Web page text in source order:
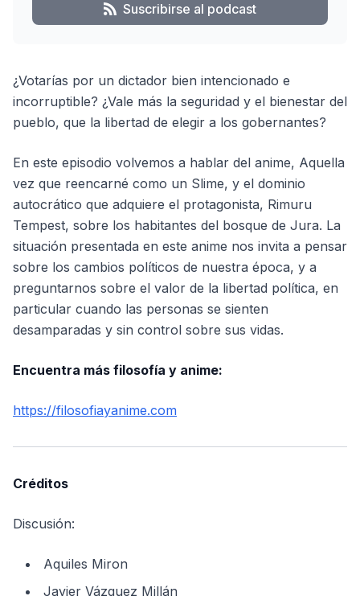
Suscribirse al podcast
¿Votarías por un dictador bien intencionado e
incorruptible? ¿Vale más la seguridad y el bienestar del
pueblo, que la libertad de elegir a los gobernantes?
En este episodio volvemos a hablar del anime, Aquella
vez que reencarné como un Slime, y el dominio
autocrático que adquiere el protagonista, Rimuru
Tempest, sobre los habitantes del bosque de Jura. La
situación presentada en este anime nos invita a pensar
sobre los cambios políticos de nuestra época, y a
preguntarnos sobre el valor de la libertad política, en
particular cuando las personas se sienten
desamparadas y sin control sobre sus vidas.
Encuentra más filosofía y anime:
https://filosofiayanime.com
Créditos
Discusión:
Aquiles Miron
Javier Vázquez Millán